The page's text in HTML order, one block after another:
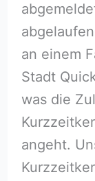
an einem
Stadt
was die
angeht.